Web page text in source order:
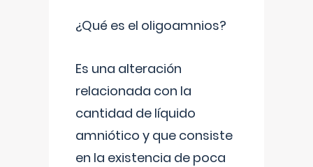
¿Qué es el oligoamnios?
Es una alteración
relacionada con la
cantidad de líquido
amniótico y que consiste
en la existencia de poca